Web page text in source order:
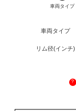
車両タイプ
車両タイプ
リム径(インチ)
?